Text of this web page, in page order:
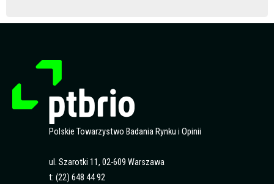
Polskie Towarzystwo Badania Rynku i Opinii
ul. Szarotki 11, 02-609 Warszawa
t: (22) 648 44 92